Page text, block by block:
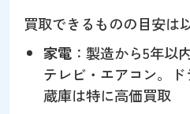
買取できるものの目安は
家電 ：製造から5年以
テレビ・エアコン。
蔵庫は特に高価買取